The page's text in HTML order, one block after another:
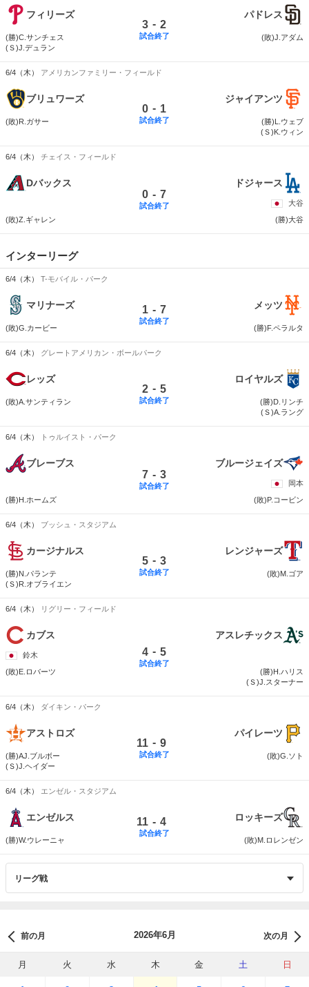
フィリーズ
(勝)C.サンチェス
(Ｓ)J.デュラン
3 - 2
試合終了
パドレス
(敗)J.アダム
6/4（木） アメリカンファミリー・フィールド
ブリュワーズ
(敗)R.ガサー
0 - 1
試合終了
ジャイアンツ
(勝)L.ウェブ
(Ｓ)K.ウィン
6/4（木） チェイス・フィールド
Dバックス
(敗)Z.ギャレン
0 - 7
試合終了
ドジャース
大谷
(勝)大谷
インターリーグ
6/4（木） T-モバイル・パーク
マリナーズ
(敗)G.カービー
1 - 7
試合終了
メッツ
(勝)F.ペラルタ
6/4（木） グレートアメリカン・ボールパーク
レッズ
(敗)A.サンティラン
2 - 5
試合終了
ロイヤルズ
(勝)D.リンチ
(Ｓ)A.ラング
6/4（木） トゥルイスト・パーク
ブレーブス
(勝)H.ホームズ
7 - 3
試合終了
ブルージェイズ
岡本
(敗)P.コービン
6/4（木） ブッシュ・スタジアム
カージナルス
(勝)N.パランテ
(Ｓ)R.オブライエン
5 - 3
試合終了
レンジャーズ
(敗)M.ゴア
6/4（木） リグリー・フィールド
カブス
鈴木
(敗)E.ロバーツ
4 - 5
試合終了
アスレチックス
(勝)H.ハリス
(Ｓ)J.スターナー
6/4（木） ダイキン・パーク
アストロズ
(勝)AJ.ブルボー
(Ｓ)J.ヘイダー
11 - 9
試合終了
パイレーツ
(敗)G.ソト
6/4（木） エンゼル・スタジアム
エンゼルス
(勝)W.ウレーニャ
11 - 4
試合終了
ロッキーズ
(敗)M.ロレンゼン
前の月 2026年6月 次の月
月 火 水 木 金 土 日